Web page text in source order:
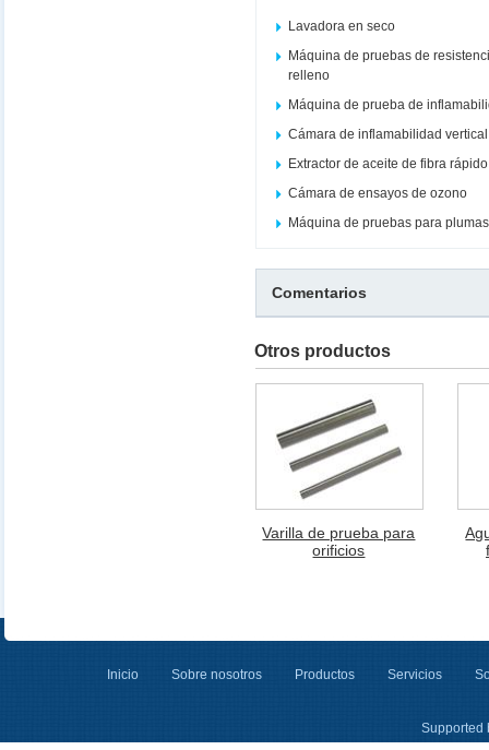
Lavadora en seco
Máquina de pruebas de
relleno
Máquina de prueba de
Cámara de inflamabilidad vertical
Extractor de aceite de fibra
Cámara de ensayos de ozono
Máquina de pruebas para
Comentarios
Otros productos
Varilla de prueba para
orificios
Inicio Sobre nosotros Productos Servicios
Supported